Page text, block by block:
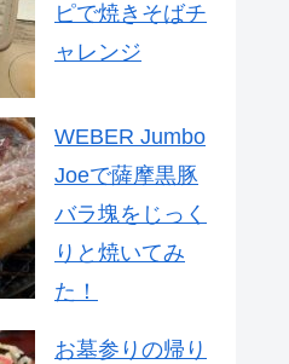
ピで焼きそばチ
ャレンジ
WEBER Jumbo
Joeで薩摩黒豚
バラ塊をじっく
りと焼いてみ
た！
お墓参りの帰り